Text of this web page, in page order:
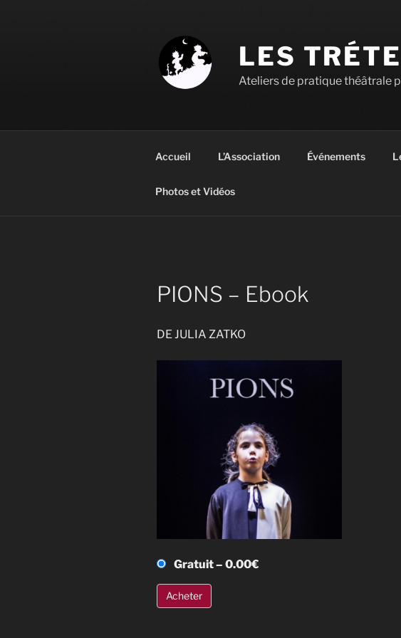
LES
Ateliers de pratique théâtrale
Accueil L’Association Événements
Photos et Vidéos
PIONS – Ebook
DE JULIA ZATKO
Gratuit– 0.00€
Acheter